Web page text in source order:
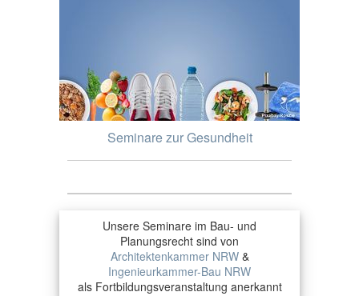
Seminare zur Gesundheit
Unsere Seminare im Bau- und
Planungsrecht sind von
Architektenkammer NRW&
Ingenieurkammer-Bau NRW
als Fortbildungsveranstaltung anerkannt